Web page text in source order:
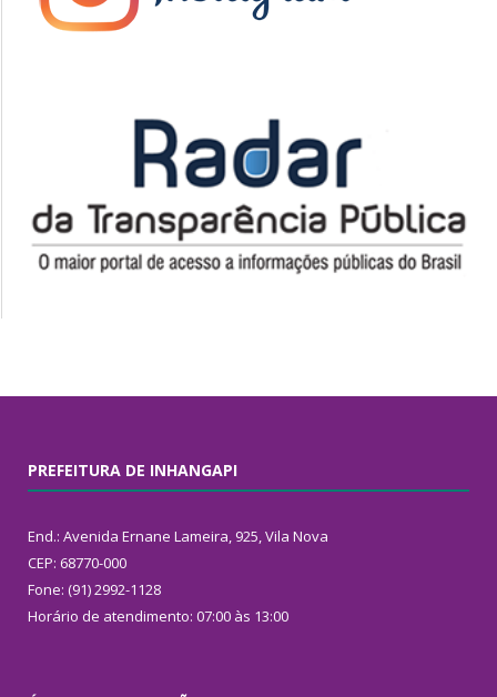
PREFEITURA DE INHANGAPI
End.: Avenida Ernane Lameira, 925, Vila Nova
CEP: 68770-000
Fone: (91) 2992-1128
Horário de atendimento: 07:00 às 13:00